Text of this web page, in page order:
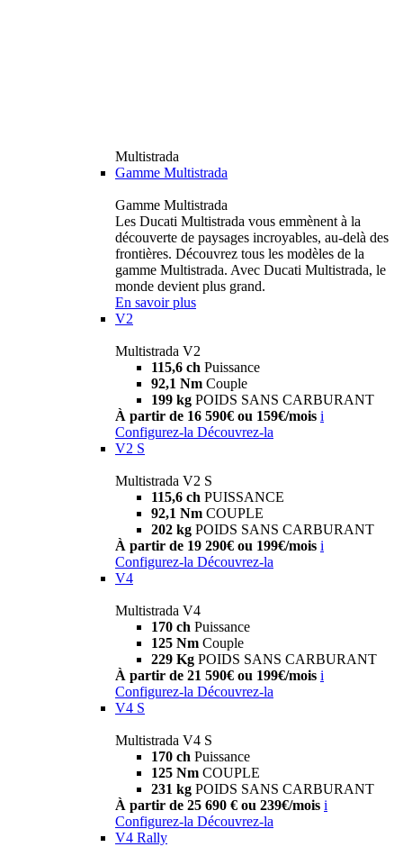
Multistrada
Gamme Multistrada
Gamme Multistrada
Les Ducati Multistrada vous emmènent à la
découverte de paysages incroyables, au-delà des
frontières. Découvrez tous les modèles de la
gamme Multistrada. Avec Ducati Multistrada, le
monde devient plus grand.
En savoir plus
V2
Multistrada V2
115,6 ch Puissance
92,1 Nm Couple
199 kg POIDS SANS CARBURANT
À partir de 16 590€ ou 159€/mois i
Configurez-la Découvrez-la
V2 S
Multistrada V2 S
115,6 ch PUISSANCE
92,1 Nm COUPLE
202 kg POIDS SANS CARBURANT
À partir de 19 290€ ou 199€/mois i
Configurez-la Découvrez-la
V4
Multistrada V4
170 ch Puissance
125 Nm Couple
229 Kg POIDS SANS CARBURANT
À partir de 21 590€ ou 199€/mois i
Configurez-la Découvrez-la
V4 S
Multistrada V4 S
170 ch Puissance
125 Nm COUPLE
231 kg POIDS SANS CARBURANT
À partir de 25 690 € ou 239€/mois i
Configurez-la Découvrez-la
V4 Rally